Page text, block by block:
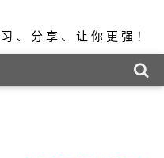
、分享、让你更强！